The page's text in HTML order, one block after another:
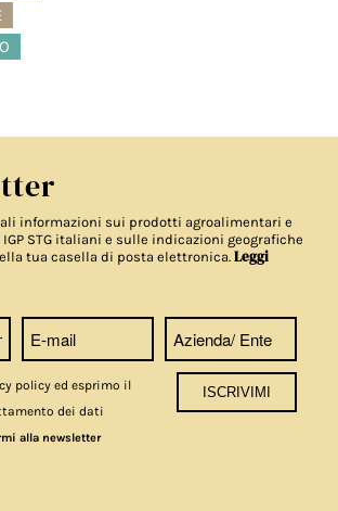
informazioni sui prodotti agroalimentari e
STG italiani e sulle indicazioni geografiche
tua casella di posta elettronica.Leggi
policy ed esprimo il
dei dati
alla newsletter